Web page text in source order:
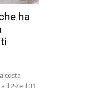
ha
costa
il 29 e il 31